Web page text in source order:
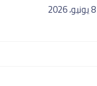
8 يونيو، 2026